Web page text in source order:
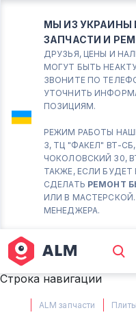
МЫ ИЗ УКРАИНЫ
ЗАПЧАСТИ И
ДРУЗЬЯ, ЦЕНЫ И
МОГУТ БЫТЬ
ЗВОНИТЕ ПО
УТОЧНИТЬ
ПОЗИЦИЯМ.
РЕЖИМ РАБОТЫ
3, ТЦ "ФАКЕЛ" ВТ-
ЧОКОЛОВСКИЙ 30,
ТАКЖЕ, ЕСЛИ
СДЕЛАТЬ РЕМОНТ
ИЛИ В
МЕНЕДЖЕРА.
КИЕВ
Вт.- Сб.
10:00 -
СБ. с 10-
(098)
(063) 722
М.
10-00 ДО
(063) 527
Строка навигации
ALM запчасти